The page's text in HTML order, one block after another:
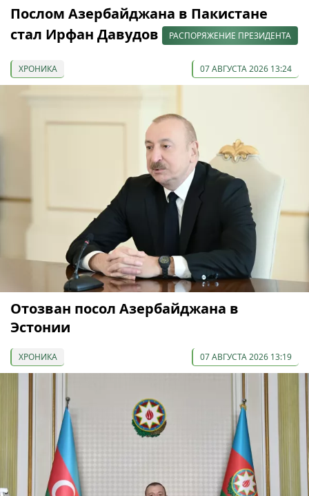
Послом Азербайджана в Пакистане
стал Ирфан Давудов
РАСПОРЯЖЕНИЕ ПРЕЗИДЕНТА
ХРОНИКА 07 АВГУСТА 2026 13:24
Отозван посол Азербайджана в
Эстонии
ХРОНИКА 07 АВГУСТА 2026 13:19